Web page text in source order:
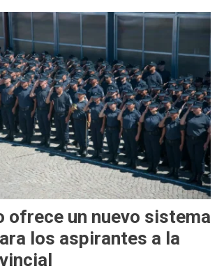
ofrece un nuevo sistema
los aspirantes a la